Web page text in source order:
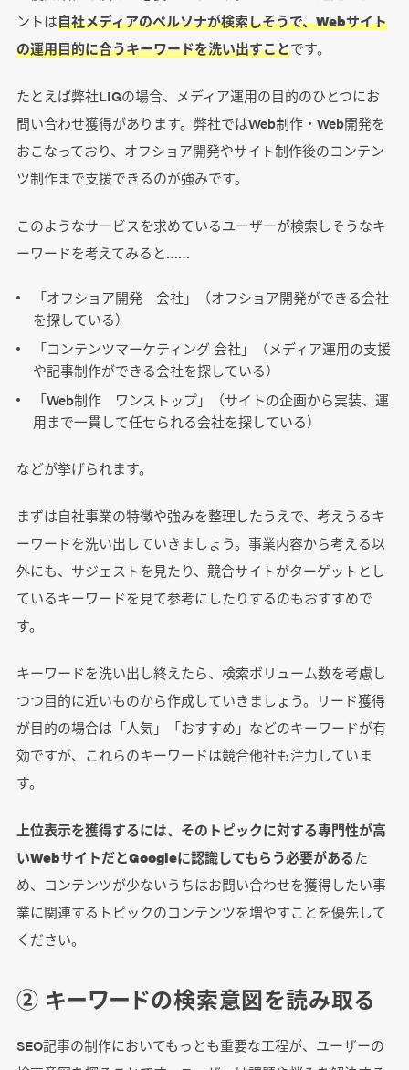
ントは自社メディアのペルソナが検索しそうで、Webサイト
の運用目的に合うキーワードを洗い出すことです。
たとえば弊社LIGの場合、メディア運用の目的のひとつにお
問い合わせ獲得があります。弊社ではWeb制作・Web開発を
おこなっており、オフショア開発やサイト制作後のコンテン
ツ制作まで支援できるのが強みです。
このようなサービスを求めているユーザーが検索しそうなキ
ーワードを考えてみると……
「オフショア開発 会社」（オフショア開発ができる会社
を探している）
「コンテンツマーケティング 会社」（メディア運用の支援
や記事制作ができる会社を探している）
「Web制作 ワンストップ」（サイトの企画から実装、運
用まで一貫して任せられる会社を探している）
などが挙げられます。
まずは自社事業の特徴や強みを整理したうえで、考えうるキ
ーワードを洗い出していきましょう。事業内容から考える以
外にも、サジェストを見たり、競合サイトがターゲットとし
ているキーワードを見て参考にしたりするのもおすすめで
す。
キーワードを洗い出し終えたら、検索ボリューム数を考慮し
つつ目的に近いものから作成していきましょう。リード獲得
が目的の場合は「人気」「おすすめ」などのキーワードが有
効ですが、これらのキーワードは競合他社も注力していま
す。
上位表示を獲得するには、そのトピックに対する専門性が高
いWebサイトだとGoogleに認識してもらう必要があるた
め、コンテンツが少ないうちはお問い合わせを獲得したい事
業に関連するトピックのコンテンツを増やすことを優先して
ください。
② キーワードの検索意図を読み取る
SEO記事の制作においてもっとも重要な工程が、ユーザーの